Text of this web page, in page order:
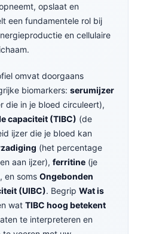
opslaat en
een fundamentele rol bij
en cellulaire
omvat doorgaans
biomarkers: serumijzer
die in je bloed circuleert),
capaciteit (TIBC) (de
ijzer die je bloed kan
(het percentage
aan ijzer), ferritine (je
en soms Ongebonden
(UIBC). Begrip Wat is
wat TIBC hoog betekent
te interpreteren en